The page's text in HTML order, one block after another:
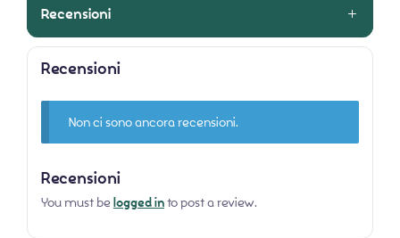
Recensioni
Recensioni
Non ci sono ancora recensioni.
Recensioni
You must be logged into post a review.